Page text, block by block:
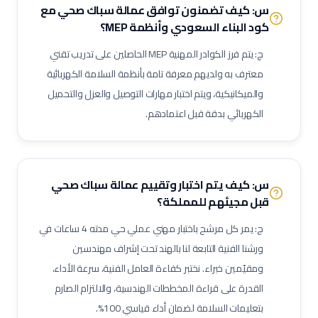
براد أنابيب / فني تركيب أنابيب
فني تركيب دكت (قنوات التكييف)
فني مكيفات
فني تشيلرات / مبردات مركزية
فني أنظمة إدارة مباني (BMS)
فني أنظمة إنذار حريق
فني تركيب رشاشات حريق
فني مضخات حريق
فني تيار خفيف (ELV)
فني تركيب كاميرات مراقبة
فني أنظمة تحكم بالدخول
فني أنظمة نداء عام
فني أجهزة ودقة
مراقب أعمال سباكة
مراقب أعمال تكييف
كهربائي سيارات
فني أنظمة طاقة غير منقطعة (UPS)
فني محولات كهربائية
فني لوحات توزيع كهربائية
فني تركيبات صحية
فني شبكات صرف صحي
مشغل محطة معالجة مياه
مشغل محطة صرف صحي (STP)
فني مضخات
فني كمبروسرات
فني غلايات مياه
فني تبريد
فني عزل أنابيب وقنوات
فني أنظمة تحكم وآلات دقيقة
فني أنظمة تكييف متغير التدفق (VRF)
س: كيف تضمنون توافق عمالة سباك صحي مع
كود البناء السعودي وأنظمة MEP؟
ج: يتم فرز الكوادر المهنية MEP الحاصلين على تدريب تقني
معترف به ولديهم معرفة تامة بأنظمة السلامة الكهربائية
والميكانيكية، ويتم اختبار مهارات التوصيل والعزل والتحميل
الكهربائي بدقة قبل اعتمادهم.
س: كيف يتم اختبار وتقييم عمالةسباك صحي
قبل مجيئهم للمملكة؟
ج: يمر كل مرشح باختبار مهني عملي حي مدته 4 ساعات في
ورشنا الفنية التابعة لنا بالهند تحت إشراف مهندسين
ومقيّمين خبراء. نختبر كفاءة العامل الفنية، سرعة الأداء،
القدرة على قراءة المخططات الهندسية، والالتزام الصارم
بتعليمات السلامة لضمان أداء قياسي 100%.